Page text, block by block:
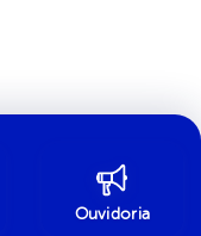
Ouvidoria